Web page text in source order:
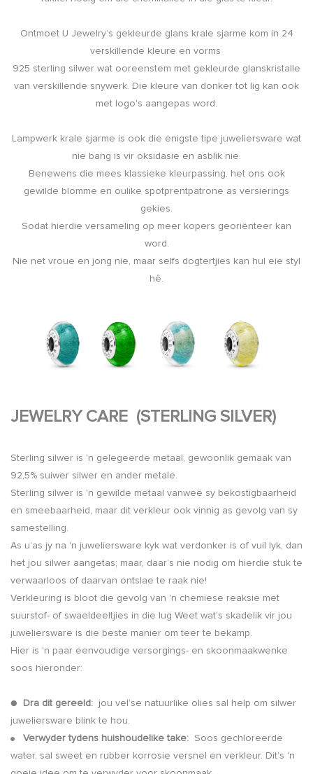
Ontmoet U Jewelry’s gekleurde glans krale sjarme kom in 24
verskillende kleure en vorms
925 sterling silwer wat ooreenstem met gekleurde glanskristalle
van verskillende snywerk. Die kleure van donker tot lig kan ook
met logo's aangepas word.
Lampwerk krale sjarme is ook die enigste tipe juweliersware wat
nie bang is vir oksidasie en asblik nie.
Benewens die mees klassieke kleurpassing, het ons ook
gewilde blomme en oulike spotprentpatrone as versierings
gekies.
Sodat hierdie versameling op meer kopers georiënteer kan
word.
Nie net vroue en jong nie, maar selfs dogtertjies kan hul eie styl
hê.
JEWELRY CARE (STERLING SILVER)
Sterling silwer is 'n gelegeerde metaal, gewoonlik gemaak van
92,5% suiwer silwer en ander metale.
Sterling silwer is 'n gewilde metaal vanweë sy bekostigbaarheid
en smeebaarheid, maar dit verkleur ook vinnig as gevolg van sy
samestelling.
As u’as jy na 'n juweliersware kyk wat verdonker is of vuil lyk, dan
het jou silwer aangetas; maar, daar’s nie nodig om hierdie stuk te
verwaarloos of daarvan ontslae te raak nie!
Verkleuring is bloot die gevolg van 'n chemiese reaksie met
suurstof- of swaeldeeltjies in die lug Weet wat’s skadelik vir jou
juweliersware is die beste manier om teer te bekamp.
Hier is 'n paar eenvoudige versorgings- en skoonmaakwenke
soos hieronder:
● Dra dit gereeld:
jou vel’se natuurlike olies sal help om silwer
juweliersware blink te hou.
● Verwyder tydens huishoudelike take: Soos gechloreerde
water, sal sweet en rubber korrosie versnel en verkleur. Dit’s 'n